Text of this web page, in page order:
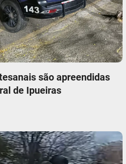
são apreendidas
de Ipueiras